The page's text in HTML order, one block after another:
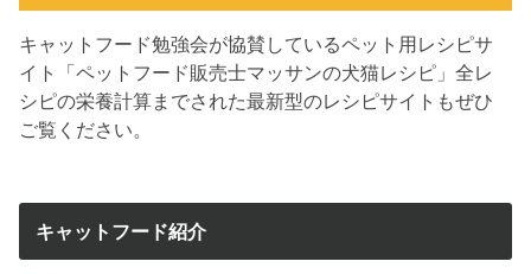
キャットフード勉強会が協賛しているペット用レシピサ
イト「ペットフード販売士マッサンの犬猫レシピ」全レ
シピの栄養計算までされた最新型のレシピサイトもぜひ
ご覧ください。
キャットフード紹介